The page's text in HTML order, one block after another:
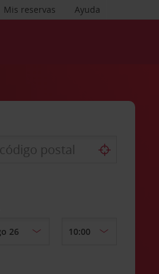
Ayuda
Mis reservas